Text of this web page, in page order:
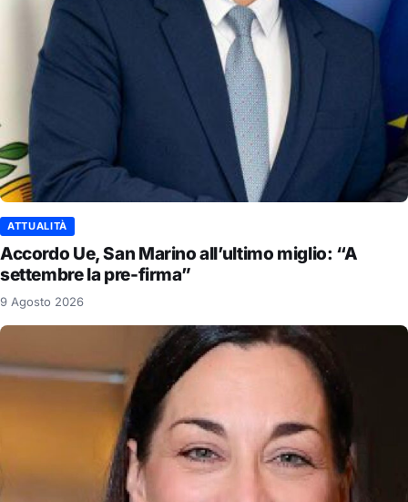
ATTUALITÀ
Accordo Ue, San Marino all’ultimo miglio: “A
settembre la pre-firma”
9 Agosto 2026